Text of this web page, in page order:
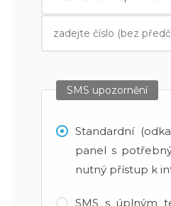
SMS upozornění
Standardní
panel s
nutný přístup k
SMS s úplným